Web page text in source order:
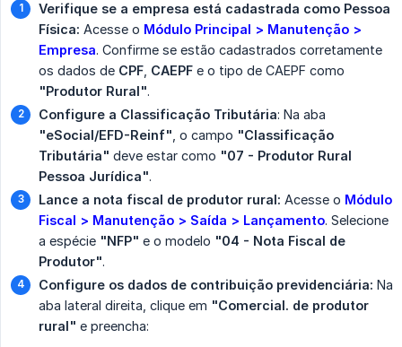
Verifique se a empresa está cadastrada como Pessoa
Física: Acesse o Módulo Principal > Manutenção >
Empresa. Confirme se estão cadastrados corretamente
os dados de CPF CAEPF e o tipo de CAEPF como
"Produtor Rural".
Configure a Classificação Tributária: Na aba
"eSocial/EFD-Reinf" , o campo "Classificação
Tributária" deve estar como "07 - Produtor Rural
Pessoa Jurídica".
Lance a nota fiscal de produtor rural: Acesse o Módulo
Fiscal > Manutenção > Saída > Lançamento. Selecione
a espécie "NFP" e o modelo "04 - Nota Fiscal de
Produtor".
Configure os dados de contribuição previdenciária: Na
aba lateral direita, clique em "Comercial. de produtor
rural" e preencha: